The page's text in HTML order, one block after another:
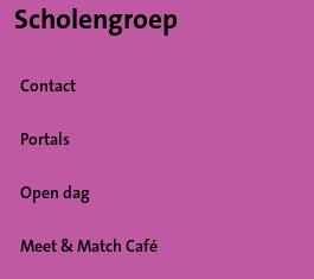
Scholengroep
Contact
Portals
Open dag
Meet & Match Café